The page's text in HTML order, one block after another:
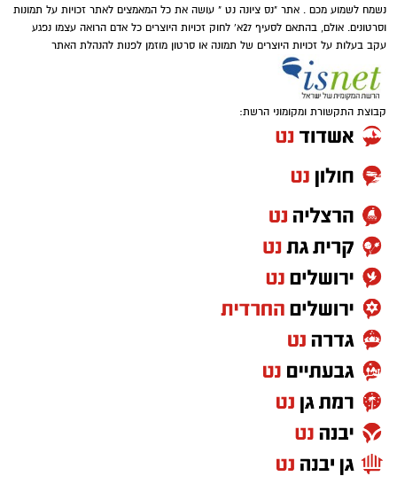
אם היה שיר שהיה יכול להתנגן ברקע כמעט בכל
מערכת בחירות בישראל, "איזו מדינה" כנראה היה
מועמד רציני. אלי לוזון שר על המציאות היומיומית,
על הקשיים ועל התחושה שמשהו כאן פשוט לא
מסתדר. עברו שנים, התחלפו ממשלות, אבל
השאלה שבכותרת? איכשהו היא עדיין נשמעת
מוכרת.
"שיר אהבה פוליטי" – חנן יובל קלאסיקה
משעשעת עם מסר רלוונטי
נשמח לשמוע מכם . אתר "נס ציונה נט " עושה את כל המאמצים לאתר זכויות על תמונות
וסרטונים. אולם, בהתאם לסעיף 27א' לחוק זכויות היוצרים כל אדם הרואה עצמו נפגע
עקב בעלות על זכויות היוצרים של תמונה או סרטון מוזמן לפנות להנהלת האתר
קבוצת התקשורת ומקומוני הרשת: